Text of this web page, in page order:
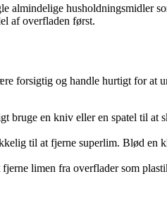
almindelige husholdningsmidler
af overfladen først.
forsigtig og handle hurtigt for at
bruge en kniv eller en spatel til
til at fjerne superlim. Blød en
limen fra overflader som